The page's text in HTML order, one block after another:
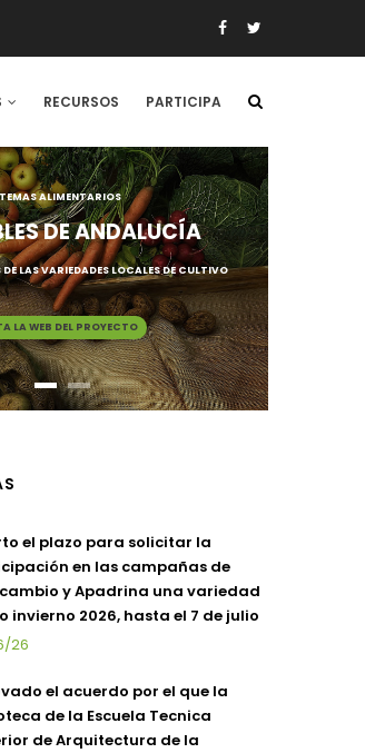
RECURSOS PARTICIPA
ALIMENTARIOS
DE ANDALUCÍA
LAS VARIEDADES LOCALES DE CULTIVO
LA WEB DEL PROYECTO
el plazo para solicitar la
en las campañas de
y Apadrina una variedad
invierno 2026, hasta el 7 de julio
26
el acuerdo por el que la
de la Escuela Tecnica
de Arquitectura de la